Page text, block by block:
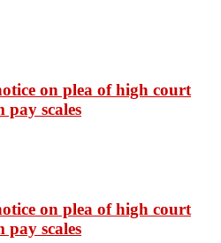
on plea of high court
pay scales
on plea of high court
pay scales